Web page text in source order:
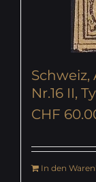
Schweiz,
Nr.16 II,
CHF
In den